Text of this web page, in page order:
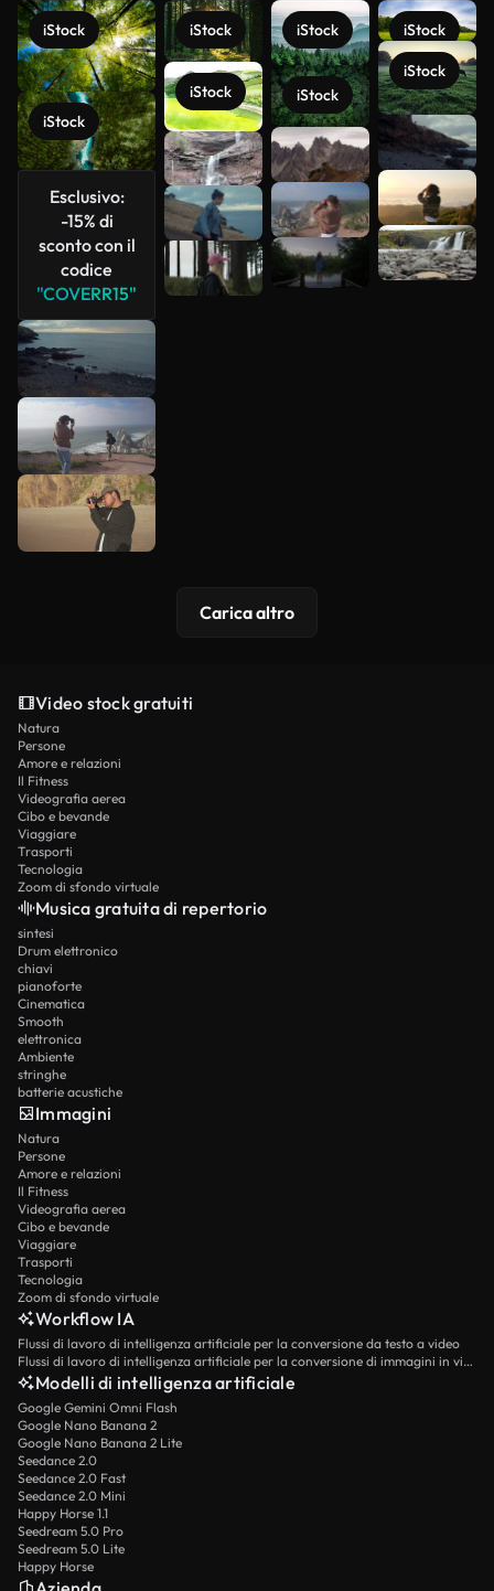
iStock
iStock
Esclusivo:
-15% di
sconto con il
codice
"COVERR15"
iStock
iStock
iStock
iStock
iStock
iStock
Scopri di
più
Carica altro
Video stock gratuiti
Natura
Persone
Amore e relazioni
Il Fitness
Videografia aerea
Cibo e bevande
Viaggiare
Trasporti
Tecnologia
Zoom di sfondo virtuale
Musica gratuita di repertorio
sintesi
Drum elettronico
chiavi
pianoforte
Cinematica
Smooth
elettronica
Ambiente
stringhe
batterie acustiche
Immagini
Natura
Persone
Amore e relazioni
Il Fitness
Videografia aerea
Cibo e bevande
Viaggiare
Trasporti
Tecnologia
Zoom di sfondo virtuale
Workflow IA
Flussi di lavoro di intelligenza artificiale per la conversione da testo a video
Flussi di lavoro di intelligenza artificiale per la conversione di immagini in video
Modelli di intelligenza artificiale
Google Gemini Omni Flash
Google Nano Banana 2
Google Nano Banana 2 Lite
Seedance 2.0
Seedance 2.0 Fast
Seedance 2.0 Mini
Happy Horse 1.1
Seedream 5.0 Pro
Seedream 5.0 Lite
Happy Horse